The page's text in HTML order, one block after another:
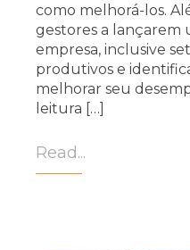
como melhorá-los.
gestores a lançarem
empresa, inclusive
produtivos e
melhorar seu
leitura […]
Read...